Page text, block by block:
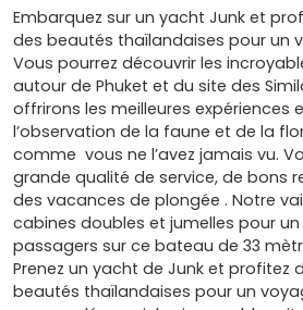
Embarquez sur un yacht Junk et
des beautés thaïlandaises pour un
Vous pourrez découvrir les
autour de Phuket et du site des
offrirons les meilleures expériences
l’observation de la faune et de la
comme vous ne l’avez jamais vu.
grande qualité de service, de bons
des vacances de plongée . Notre
cabines doubles et jumelles pour un
passagers sur ce bateau de 33
Prenez un yacht de Junk et profitez
beautés thaïlandaises pour un